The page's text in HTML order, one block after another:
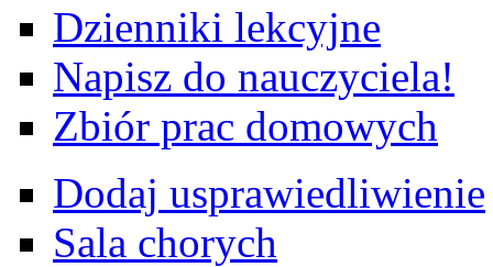
Dzienniki lekcyjne
Napisz do nauczyciela!
Zbiór prac domowych
Dodaj usprawiedliwienie
Sala chorych